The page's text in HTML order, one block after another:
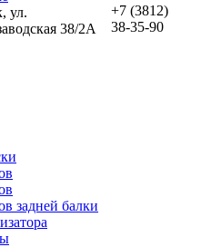
ул.
38/2А
+7 (3812)
38-35-90
задней балки